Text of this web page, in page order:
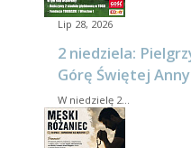
Lip 28, 2026
2 niedziela:
Górę Świętej Anny
W niedzielę 2…